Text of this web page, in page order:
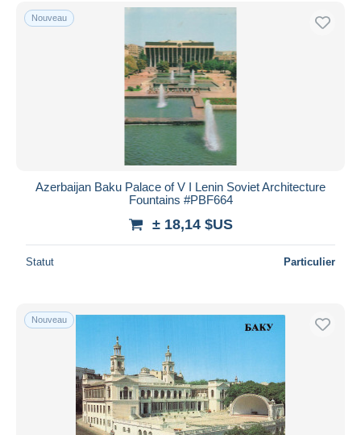
Uniquement en réduction
Livraison gratuite
Méthodes de paiement
PayPal
Virement bancaire
Mastercard
iDeal
Appliquer
Nouveau
Azerbaijan Baku Palace of V I Lenin Soviet Architecture
Fountains #PBF664
± 18,14 $US
Statut Particulier
Nouveau